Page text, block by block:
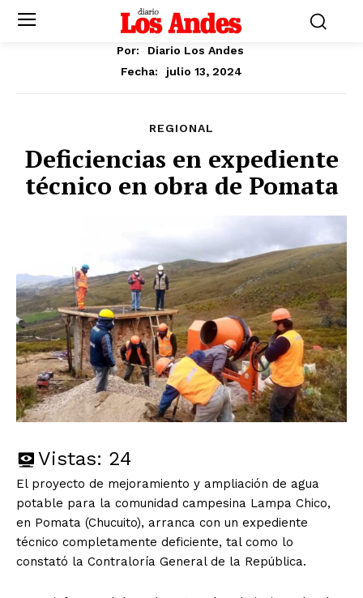
Por:
Diario Los Andes
Fecha:
julio 13, 2024
REGIONAL
Deficiencias en expediente
técnico en obra de Pomata
Vistas: 24
El proyecto de mejoramiento y ampliación de agua
potable para la comunidad campesina Lampa Chico,
en Pomata (Chucuito), arranca con un expediente
técnico completamente deficiente, tal como lo
constató la Contraloría General de la República.